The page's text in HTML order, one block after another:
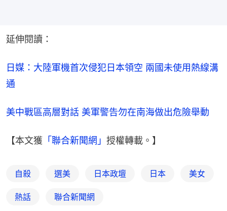
延伸閱讀：
日媒：大陸軍機首次侵犯日本領空 兩國未使用熱線溝
通
美中戰區高層對話 美軍警告勿在南海做出危險舉動
【本文獲 「聯合新聞網」 授權轉載。】
自殺 選美 日本政壇 日本 美女
熱話 聯合新聞網